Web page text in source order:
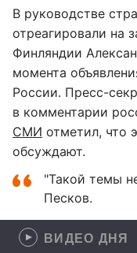
В руководстве
отреагировали на
Финляндии
момента
России. Пресс-
в комментарии
СМИ отметил, что
обсуждают.
"Такой темы
Песков.
ВИДЕО ДНЯ